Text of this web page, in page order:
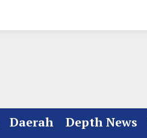
Daerah Depth News